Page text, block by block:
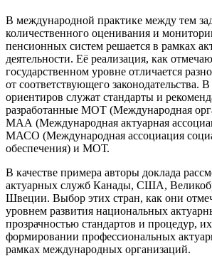
В международной практике между тем
количественного оценивания и
пенсионных систем решается в рамках
деятельности. Её реализация, как
государственном уровне отличается
от соответствующего законодательства. В
ориентиров служат стандарты и
разработанные МОТ (Международная
МАА (Международная актуарная
МАСО (Международная ассоциация
обеспечения) и МОТ.
В качестве примера авторы доклада
актуарных служб Канады, США,
Швеции. Выбор этих стран, как они
уровнем развития национальных
прозрачностью стандартов и процедур,
формировании профессиональных
рамках международных организаций.